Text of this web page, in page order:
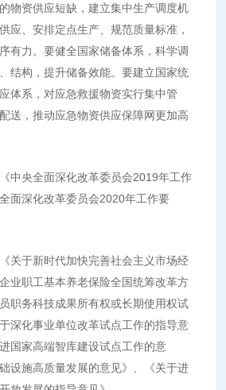
物资供应短缺，建立集中生产调度机
应、安排定点生产、规范质量标准，
有力。要健全国家储备体系，科学调
结构，提升储备效能。要建立国家统
体系，对应急救援物资实行集中管
送，推动应急物资供应保障网更加高
中央全面深化改革委员会2019年工作
面深化改革委员会2020年工作要
关于新时代加快完善社会主义市场经
业职工基本养老保险全国统筹改革方
职务科技成果所有权或长期使用权试
深化事业单位改革试点工作的指导意
国家高端智库建设试点工作的意
设施高质量发展的意见》、《关于进